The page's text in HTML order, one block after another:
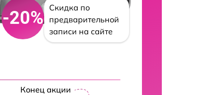
-20%
Скидка по
предварительной
записи на сайте
Конец акции